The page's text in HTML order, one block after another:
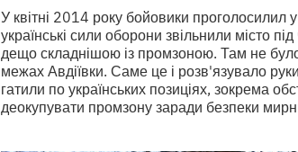
У квітні 2014 року бойовики проголосилил
українські сили оборони звільнили місто
дещо складнішою із промзоною. Там не
межах Авдіївки. Саме це і розв'язувало
гатили по українських позиціях, зокрема
деокупувати промзону заради безпеки